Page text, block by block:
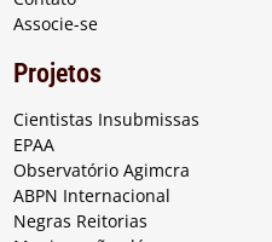
Associe-se
Projetos
Cientistas Insubmissas
EPAA
Observatório Agimcra
ABPN Internacional
Negras Reitorias